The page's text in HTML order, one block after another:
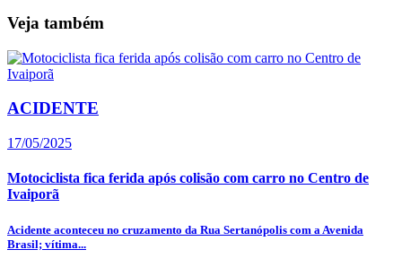
Veja também
ACIDENTE
17/05/2025
Motociclista fica ferida após colisão com carro no Centro de
Ivaiporã
Acidente aconteceu no cruzamento da Rua Sertanópolis com a Avenida
Brasil; vítima...